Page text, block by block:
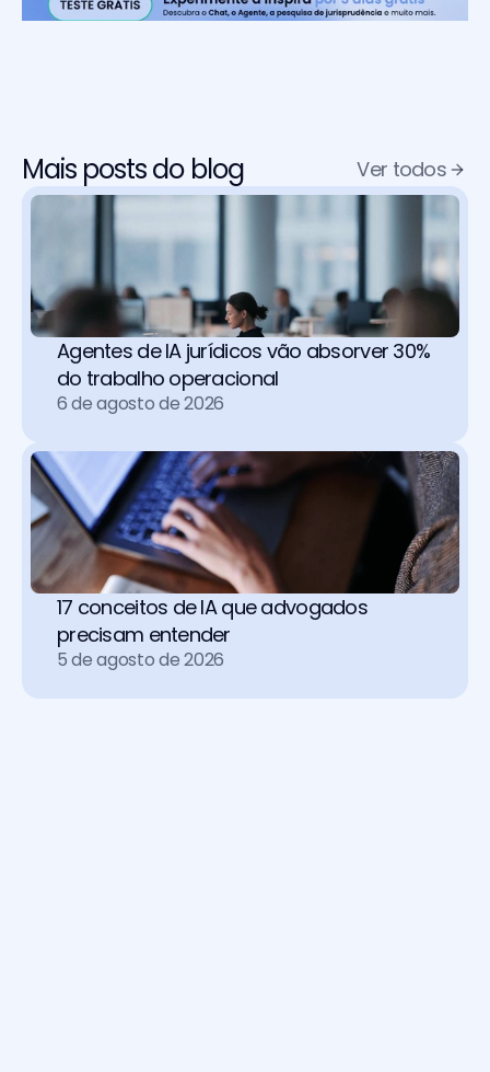
Mais posts do blog Ver todos
Agentes de IA jurídicos vão absorver 30%
do trabalho operacional
6 de agosto de 2026
17 conceitos de IA que advogados
precisam entender
5 de agosto de 2026